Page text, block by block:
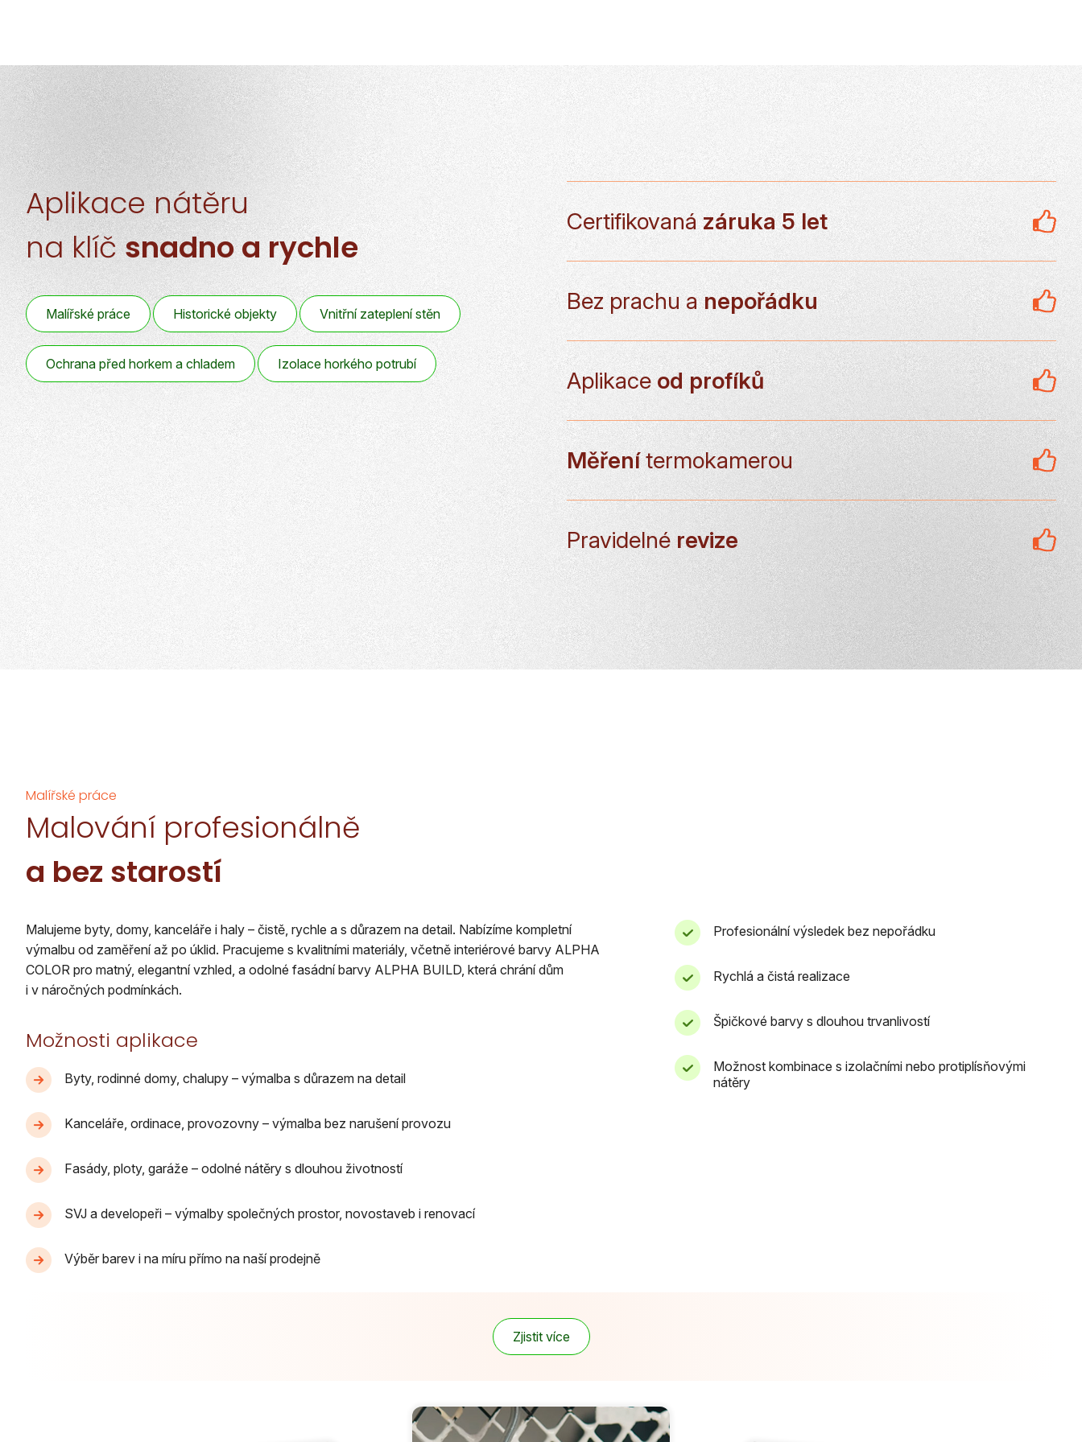
Aplikace nátěru
na klíčsnadno a rychle
Malířské práce Historické objekty Vnitřní zateplení stěn
Ochrana před horkem a chladem Izolace horkého potrubí
Certifikovanázáruka 5 let
Bez prachu anepořádku
Aplikaceod profíků
Měřenítermokamerou
Pravidelné revize
Malířské práce
Malování profesionálně
a bez starostí
Malujeme byty, domy, kanceláře i haly – čistě, rychle a s důrazem na detail. Nabízíme kompletní
výmalbu od zaměření až po úklid. Pracujeme s kvalitními materiály, včetně interiérové barvy ALPHA
COLOR pro matný, elegantní vzhled, a odolné fasádní barvy ALPHA BUILD, která chrání dům
i v náročných podmínkách.
Možnosti aplikace
Byty, rodinné domy, chalupy – výmalba s důrazem na detail
Kanceláře, ordinace, provozovny – výmalba bez narušení provozu
Fasády, ploty, garáže – odolné nátěry s dlouhou životností
SVJ a developeři – výmalby společných prostor, novostaveb i renovací
Výběr barev i na míru přímo na naší prodejně
Profesionální výsledek bez nepořádku
Rychlá a čistá realizace
Špičkové barvy s dlouhou trvanlivostí
Možnost kombinace s izolačními nebo protiplísňovými
nátěry
Zjistit více